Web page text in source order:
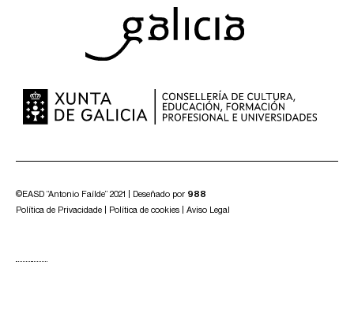
©EASD “Antonio Faílde” 2021 | Deseñado por 988
Política de Privacidade
Política de cookies Aviso Legal